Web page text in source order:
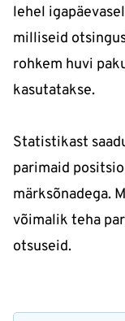
lehel
milliseid
rohkem huvi
kasutatakse.
Statistikast
parimaid
märksõnadega.
võimalik teha
otsuseid.